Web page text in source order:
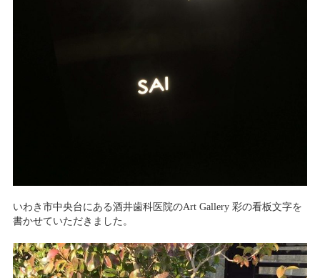
いわき市中央台にある酒井歯科医院のArt Gallery 彩の看板文字を
書かせていただきました。